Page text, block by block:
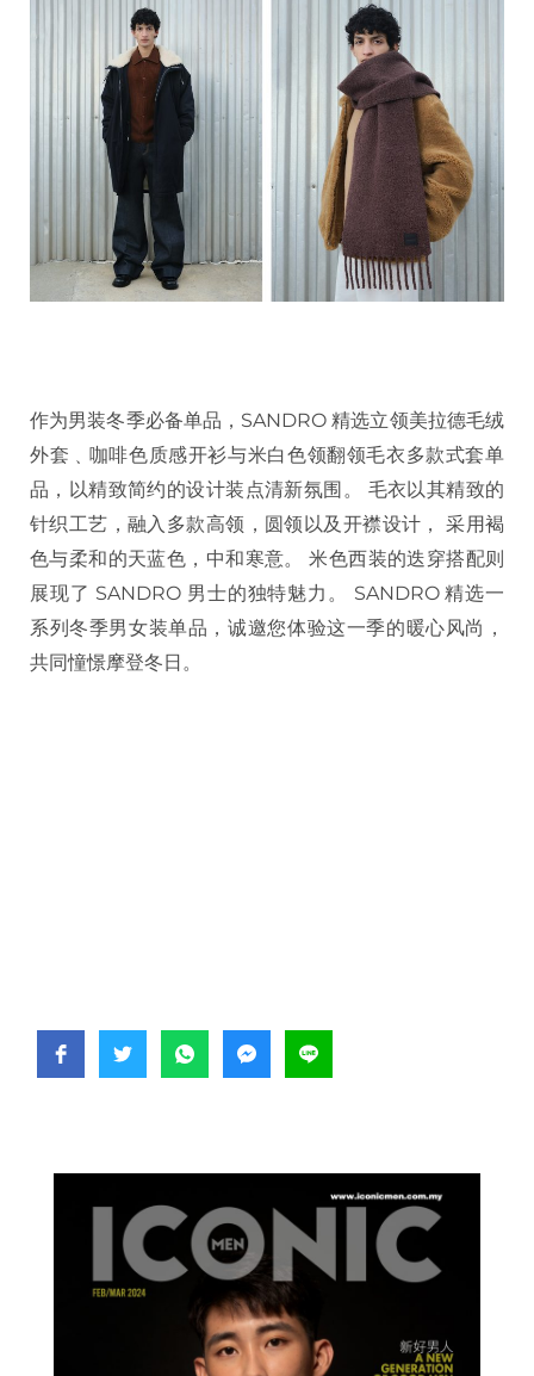
作为男装冬季必备单品，SANDRO 精选立领美拉德毛绒
外套﹑咖啡色质感开衫与米白色领翻领毛衣多款式套单
品，以精致简约的设计装点清新氛围。 毛衣以其精致的
针织工艺，融入多款高领，圆领以及开襟设计， 采用褐
色与柔和的天蓝色，中和寒意。 米色西装的迭穿搭配则
展现了 SANDRO 男士的独特魅力。 SANDRO 精选一
系列冬季男女装单品，诚邀您体验这一季的暖心风尚，
共同憧憬摩登冬日。